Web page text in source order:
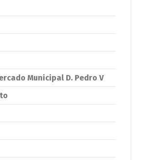
Municipal D. Pedro V